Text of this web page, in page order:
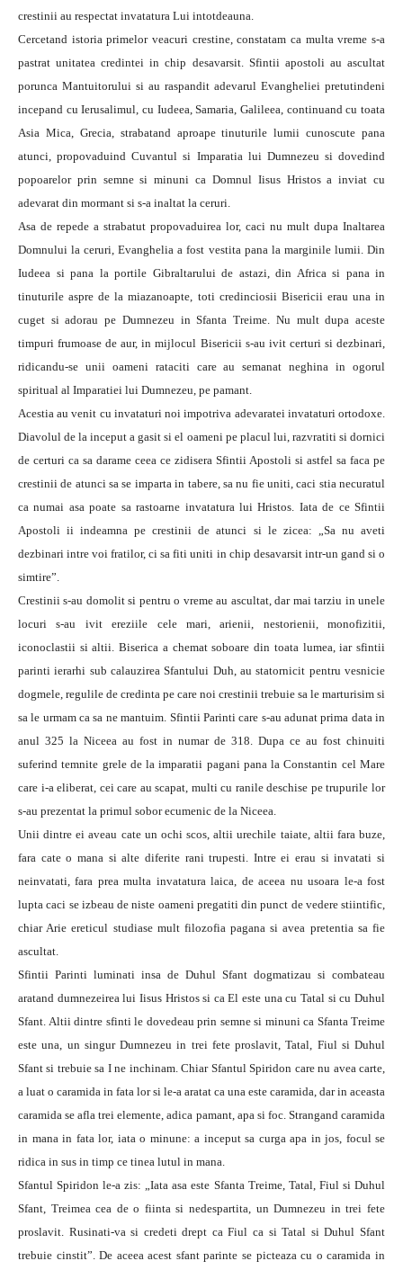
crestinii au respectat invatatura Lui intotdeauna.
Cercetand istoria primelor veacuri crestine, constatam ca multa vreme s-a
pastrat unitatea credintei in chip desavarsit. Sfintii apostoli au ascultat
porunca Mantuitorului si au raspandit adevarul Evangheliei pretutindeni
incepand cu Ierusalimul, cu Iudeea, Samaria, Galileea, continuand cu toata
Asia Mica, Grecia, strabatand aproape tinuturile lumii cunoscute pana
atunci, propovaduind Cuvantul si Imparatia lui Dumnezeu si dovedind
popoarelor prin semne si minuni ca Domnul Iisus Hristos a inviat cu
adevarat din mormant si s-a inaltat la ceruri.
Asa de repede a strabatut propovaduirea lor, caci nu mult dupa Inaltarea
Domnului la ceruri, Evanghelia a fost vestita pana la marginile lumii. Din
Iudeea si pana la portile Gibraltarului de astazi, din Africa si pana in
tinuturile aspre de la miazanoapte, toti credinciosii Bisericii erau una in
cuget si adorau pe Dumnezeu in Sfanta Treime. Nu mult dupa aceste
timpuri frumoase de aur, in mijlocul Bisericii s-au ivit certuri si dezbinari,
ridicandu-se unii oameni rataciti care au semanat neghina in ogorul
spiritual al Imparatiei lui Dumnezeu, pe pamant.
Acestia au venit cu invataturi noi impotriva adevaratei invataturi ortodoxe.
Diavolul de la inceput a gasit si el oameni pe placul lui, razvratiti si dornici
de certuri ca sa darame ceea ce zidisera Sfintii Apostoli si astfel sa faca pe
crestinii de atunci sa se imparta in tabere, sa nu fie uniti, caci stia necuratul
ca numai asa poate sa rastoarne invatatura lui Hristos. Iata de ce Sfintii
Apostoli ii indeamna pe crestinii de atunci si le zicea: „Sa nu aveti
dezbinari intre voi fratilor, ci sa fiti uniti in chip desavarsit intr-un gand si o
simtire”.
Crestinii s-au domolit si pentru o vreme au ascultat, dar mai tarziu in unele
locuri s-au ivit ereziile cele mari, arienii, nestorienii, monofizitii,
iconoclastii si altii. Biserica a chemat soboare din toata lumea, iar sfintii
parinti ierarhi sub calauzirea Sfantului Duh, au statornicit pentru vesnicie
dogmele, regulile de credinta pe care noi crestinii trebuie sa le marturisim si
sa le urmam ca sa ne mantuim. Sfintii Parinti care s-au adunat prima data in
anul 325 la Niceea au fost in numar de 318. Dupa ce au fost chinuiti
suferind temnite grele de la imparatii pagani pana la Constantin cel Mare
care i-a eliberat, cei care au scapat, multi cu ranile deschise pe trupurile lor
s-au prezentat la primul sobor ecumenic de la Niceea.
Unii dintre ei aveau cate un ochi scos, altii urechile taiate, altii fara buze,
fara cate o mana si alte diferite rani trupesti. Intre ei erau si invatati si
neinvatati, fara prea multa invatatura laica, de aceea nu usoara le-a fost
lupta caci se izbeau de niste oameni pregatiti din punct de vedere stiintific,
chiar Arie ereticul studiase mult filozofia pagana si avea pretentia sa fie
ascultat.
Sfintii Parinti luminati insa de Duhul Sfant dogmatizau si combateau
aratand dumnezeirea lui Iisus Hristos si ca El este una cu Tatal si cu Duhul
Sfant. Altii dintre sfinti le dovedeau prin semne si minuni ca Sfanta Treime
este una, un singur Dumnezeu in trei fete proslavit, Tatal, Fiul si Duhul
Sfant si trebuie sa I ne inchinam. Chiar Sfantul Spiridon care nu avea carte,
a luat o caramida in fata lor si le-a aratat ca una este caramida, dar in aceasta
caramida se afla trei elemente, adica pamant, apa si foc. Strangand caramida
in mana in fata lor, iata o minune: a inceput sa curga apa in jos, focul se
ridica in sus in timp ce tinea lutul in mana.
Sfantul Spiridon le-a zis: „Iata asa este Sfanta Treime, Tatal, Fiul si Duhul
Sfant, Treimea cea de o fiinta si nedespartita, un Dumnezeu in trei fete
proslavit. Rusinati-va si credeti drept ca Fiul ca si Tatal si Duhul Sfant
trebuie cinstit”. De aceea acest sfant parinte se picteaza cu o caramida in